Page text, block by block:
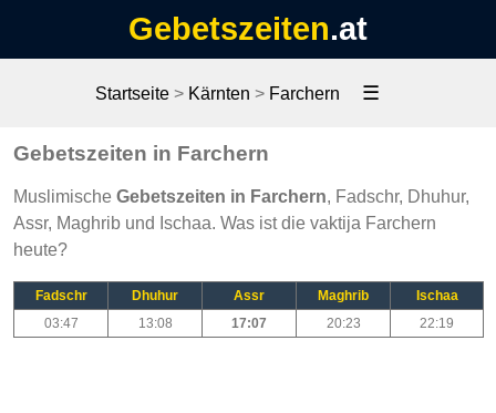
Gebetszeiten.at
Startseite> Kärnten > Farchern ☰
Gebetszeiten in Farchern
Muslimische Gebetszeiten in Farchern, Fadschr, Dhuhur,
Assr, Maghrib und Ischaa. Was ist die vaktija Farchern
heute?
Fadschr Dhuhur Assr Maghrib
Ischaa
03:47
13:08 17:07 20:23 22:19